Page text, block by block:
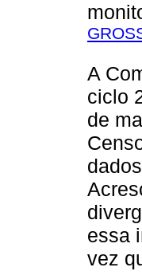
A
ciclo
de
essa
vez